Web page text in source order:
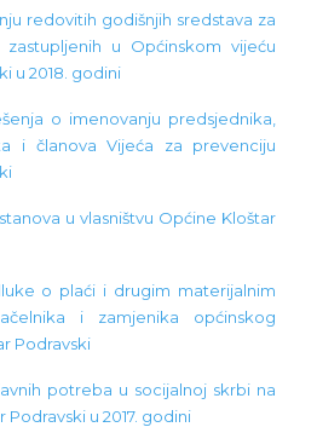
redovitih godišnjih sredstava za
u Općinskom vijeću
u 2018. godini
o imenovanju predsjednika,
i članova Vijeća za prevenciju
u vlasništvu Općine Kloštar
o plaći i drugim materijalnim
i zamjenika općinskog
Podravski
potreba u socijalnoj skrbi na
u 2017. godini